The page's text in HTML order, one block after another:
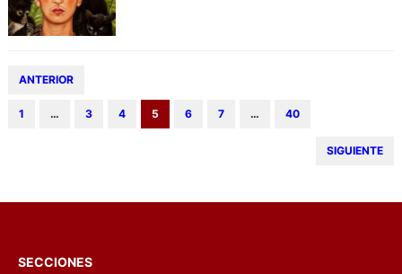
ANTERIOR
1 … 3 4 5 6 7 … 40
SIGUIENTE
SECCIONES